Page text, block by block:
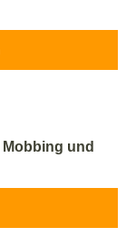
Mobbing und